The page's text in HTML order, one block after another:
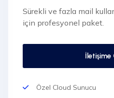
Sürekli ve fazla mail
için profesyonel paket.
İletişime
Özel Cloud Sunucu